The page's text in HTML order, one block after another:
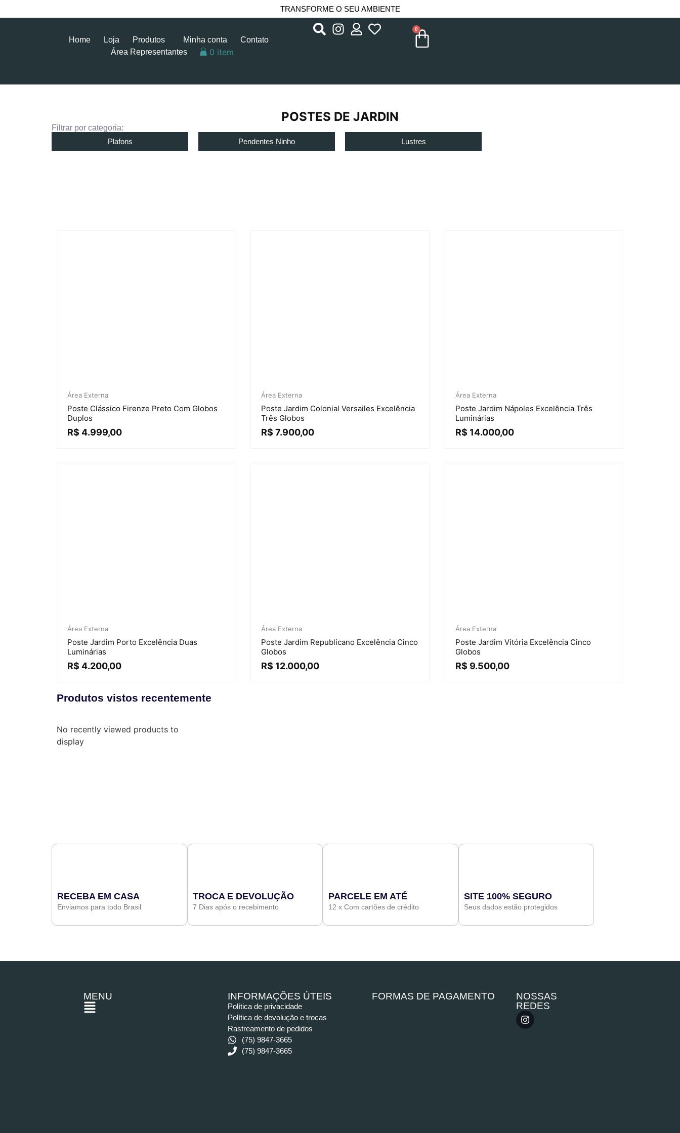
TRANSFORME O SEU AMBIENTE
Home Loja Produtos Minha conta
Contato
Área Representantes
0 item
0
POSTES DE JARDIN
Filtrar por categoria:
Plafons
Pendentes Ninho Lustres
Área Externa
Poste Clássico Firenze Preto Com Globos
Duplos
R$ 4.999,00
Área Externa
Poste Jardim Colonial Versailes Excelência
Três Globos
R$ 7.900,00
Área Externa
Poste Jardim Nápoles Excelência Três
Luminárias
R$ 14.000,00
Área Externa
Poste Jardim Porto Excelência Duas
Luminárias
R$ 4.200,00
Área Externa
Poste Jardim Republicano Excelência Cinco
Globos
R$ 12.000,00
Área Externa
Poste Jardim Vitória Excelência Cinco
Globos
R$ 9.500,00
Produtos vistos recentemente
No recently viewed products to
display
RECEBA EM CASA
Enviamos para todo Brasil
TROCA E DEVOLUÇÃO
7 Dias após o recebimento
PARCELE EM ATÉ
12 x Com cartões de crédito
SITE 100% SEGURO
Seus dados estão protegidos
MENU INFORMAÇÕES ÚTEIS
Política de privacidade
Política de devolução e trocas
Rastreamento de pedidos
(75) 9847-3665
(75) 9847-3665
FORMAS DE PAGAMENTO
NOSSAS
REDES